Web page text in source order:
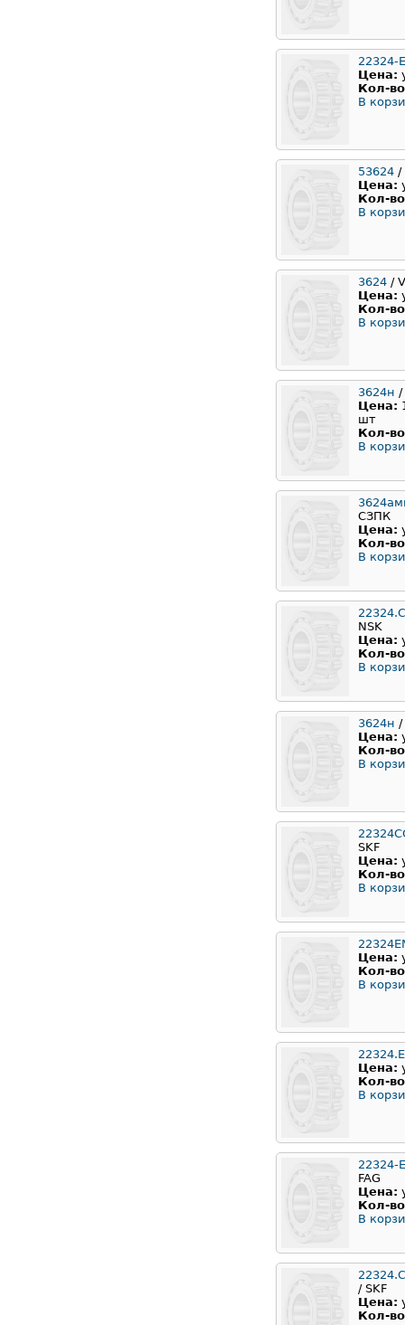
22324-
Цена:
Кол-
В
53624 /
Цена:
Кол-
В
3624 /
Цена:
Кол-
В
3624н /
Цена:
шт
Кол-
В
СЗПК
Цена:
Кол-
В
NSK
Цена:
Кол-
В
3624н /
Цена:
Кол-
В
SKF
Цена:
Кол-
В
Цена:
Кол-
В
Цена:
Кол-
В
22324-
FAG
Цена:
Кол-
В
/ SKF
Цена:
Кол-